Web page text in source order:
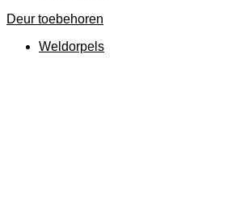
Deur toebehoren
Weldorpels